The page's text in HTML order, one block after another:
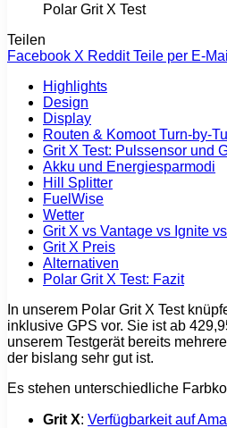
Polar Grit X Test
Teilen
Facebook X Reddit Teile per E-Mail
Highlights
Design
Display
Routen & Komoot Turn-by-
Grit X Test: Pulssensor und
Akku und Energiesparmodi
Hill Splitter
FuelWise
Wetter
Grit X vs Vantage vs Ignite
Grit X Preis
Alternativen
Polar Grit X Test: Fazit
In unserem Polar Grit X Test
inklusive GPS vor. Sie ist ab
unserem Testgerät bereits
der bislang sehr gut ist.
Es stehen unterschiedliche
Grit X: Verfügbarkeit auf